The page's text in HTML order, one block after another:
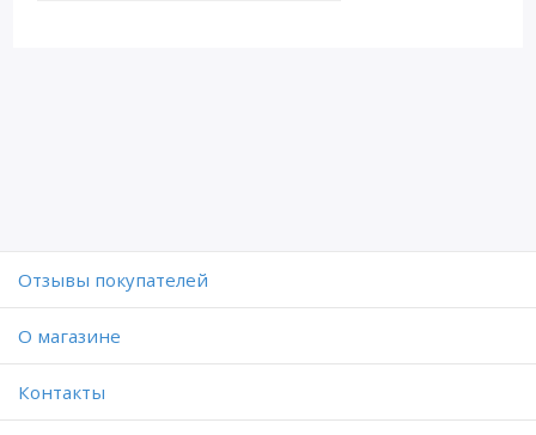
Отзывы покупателей
O магазине
Контакты